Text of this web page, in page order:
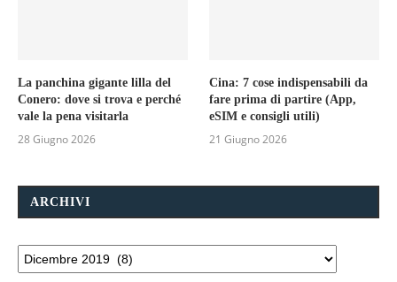
La panchina gigante lilla del
Conero: dove si trova e perché
vale la pena visitarla
28 Giugno 2026
Cina: 7 cose indispensabili da
fare prima di partire (App,
eSIM e consigli utili)
21 Giugno 2026
ARCHIVI